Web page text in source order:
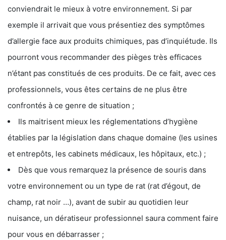
conviendrait le mieux à votre environnement. Si par
exemple il arrivait que vous présentiez des symptômes
d’allergie face aux produits chimiques, pas d’inquiétude. Ils
pourront vous recommander des pièges très efficaces
n’étant pas constitués de ces produits. De ce fait, avec ces
professionnels, vous êtes certains de ne plus être
confrontés à ce genre de situation ;
Ils maitrisent mieux les réglementations d’hygiène
établies par la législation dans chaque domaine (les usines
et entrepôts, les cabinets médicaux, les hôpitaux, etc.) ;
Dès que vous remarquez la présence de souris dans
votre environnement ou un type de rat (rat d’égout, de
champ, rat noir …), avant de subir au quotidien leur
nuisance, un dératiseur professionnel saura comment faire
pour vous en débarrasser ;